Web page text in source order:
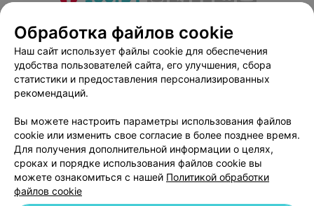
Медицинский маркетинг
Публичный договор
Пользовательское соглашение
Способы оплаты
Вакансии
Партнеры
Написать руководителю 103.by
Персональные настройки cookie
Обработка персональных данных
Обработка файлов cookie
Наш сайт использует файлы cookie для обеспечения
удобства пользователей сайта, его улучшения, сбора
статистики и предоставления персонализированных
рекомендаций.
Вы можете настроить параметры использования файлов
cookie или изменить свое согласие в более позднее время.
Для получения дополнительной информации о целях,
сроках и порядке использования файлов cookie вы
можете ознакомиться с нашей Политикой обработки
файлов cookie